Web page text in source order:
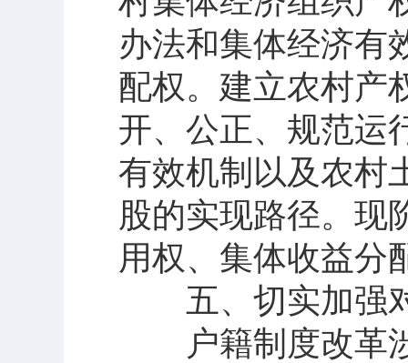
办法和集体经济有
配权。建立农村产
开、公正、规范运
有效机制以及农村
股的实现路径。现
用权、集体收益分
五、切实加强对
户籍制度改革涉